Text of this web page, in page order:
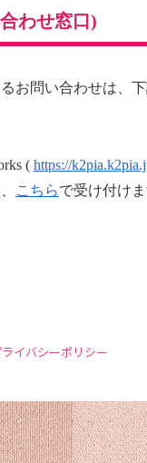
わせ窓口)
お問い合わせは、
( https://
こちらで受け付けま
イバシーポリシー